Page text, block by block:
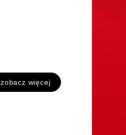
zobacz więcej